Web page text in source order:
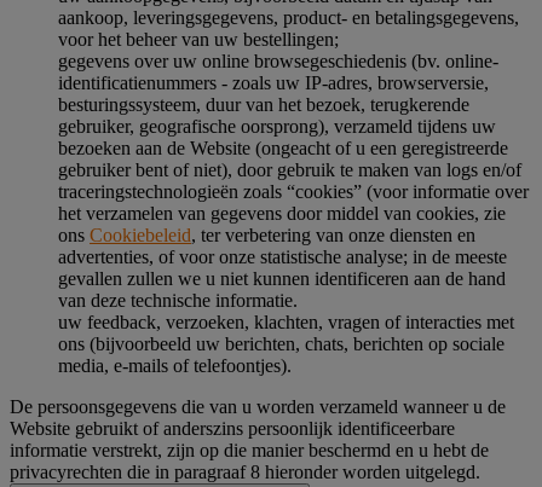
aankoop, leveringsgegevens, product- en betalingsgegevens,
voor het beheer van uw bestellingen;
gegevens over uw online browsegeschiedenis (bv. online-
identificatienummers - zoals uw IP-adres, browserversie,
besturingssysteem, duur van het bezoek, terugkerende
gebruiker, geografische oorsprong), verzameld tijdens uw
bezoeken aan de Website (ongeacht of u een geregistreerde
gebruiker bent of niet), door gebruik te maken van logs en/of
traceringstechnologieën zoals “cookies” (voor informatie over
het verzamelen van gegevens door middel van cookies, zie
ons Cookiebeleid, ter verbetering van onze diensten en
advertenties, of voor onze statistische analyse; in de meeste
gevallen zullen we u niet kunnen identificeren aan de hand
van deze technische informatie.
uw feedback, verzoeken, klachten, vragen of interacties met
ons (bijvoorbeeld uw berichten, chats, berichten op sociale
media, e-mails of telefoontjes).
De persoonsgegevens die van u worden verzameld wanneer u de
Website gebruikt of anderszins persoonlijk identificeerbare
informatie verstrekt, zijn op die manier beschermd en u hebt de
privacyrechten die in paragraaf 8 hieronder worden uitgelegd.